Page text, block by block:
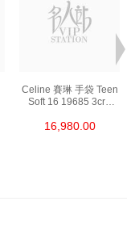
Celine 賽琳 手袋 Teen
Soft 16 19685 3cr8
16,980.00